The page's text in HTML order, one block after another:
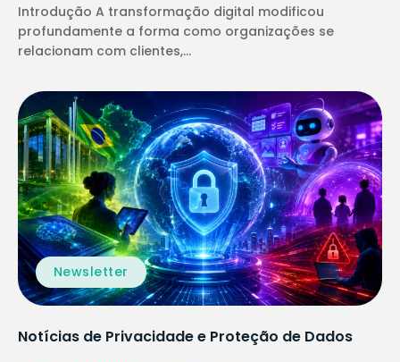
Introdução A transformação digital modificou
profundamente a forma como organizações se
relacionam com clientes,...
Newsletter
Notícias de Privacidade e Proteção de Dados